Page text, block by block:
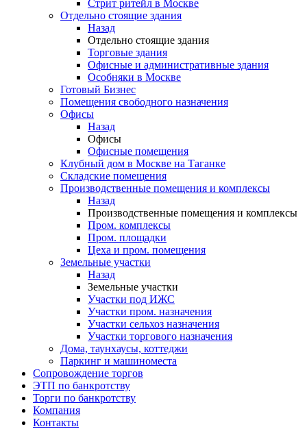
Стрит ритейл в Москве
Отдельно стоящие здания
Назад
Отдельно стоящие здания
Торговые здания
Офисные и административные здания
Особняки в Москве
Готовый Бизнес
Помещения свободного назначения
Офисы
Назад
Офисы
Офисные помещения
Клубный дом в Москве на Таганке
Складские помещения
Производственные помещения и комплексы
Назад
Производственные помещения и комплексы
Пром. комплексы
Пром. площадки
Цеха и пром. помещения
Земельные участки
Назад
Земельные участки
Участки под ИЖС
Участки пром. назначения
Участки сельхоз назначения
Участки торгового назначения
Дома, таунхаусы, коттеджи
Паркинг и машиноместа
Сопровождение торгов
ЭТП по банкротству
Торги по банкротству
Компания
Контакты